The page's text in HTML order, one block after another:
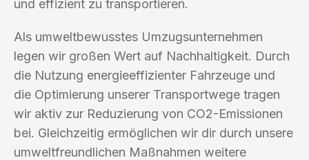
und effizient zu transportieren.
Als umweltbewusstes Umzugsunternehmen
legen wir großen Wert auf Nachhaltigkeit. Durch
die Nutzung energieeffizienter Fahrzeuge und
die Optimierung unserer Transportwege tragen
wir aktiv zur Reduzierung von CO2-Emissionen
bei. Gleichzeitig ermöglichen wir dir durch unsere
umweltfreundlichen Maßnahmen weitere